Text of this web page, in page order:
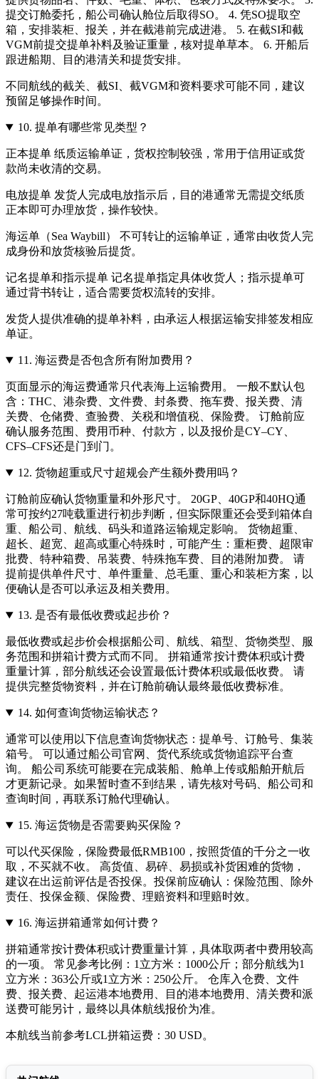
提交订舱委托，船公司确认舱位后取得SO。 4. 凭SO提取空
箱，安排装柜、报关，并在截港前完成进港。 5. 在截SI和截
VGM前提交提单补料及验证重量，核对提单草本。 6. 开船后
跟进船期、目的港清关和提货安排。
不同航线的截关、截SI、截VGM和资料要求可能不同，建议
预留足够操作时间。
10. 提单有哪些常见类型？
正本提单 纸质运输单证，货权控制较强，常用于信用证或货
款尚未收清的交易。
电放提单 发货人完成电放指示后，目的港通常无需提交纸质
正本即可办理放货，操作较快。
海运单（Sea Waybill） 不可转让的运输单证，通常由收货人完
成身份和放货核验后提货。
记名提单和指示提单 记名提单指定具体收货人；指示提单可
通过背书转让，适合需要货权流转的安排。
发货人提供准确的提单补料，由承运人根据运输安排签发相应
单证。
11. 海运费是否包含所有附加费用？
页面显示的海运费通常只代表海上运输费用。 一般不默认包
含：THC、港杂费、文件费、封条费、拖车费、报关费、清
关费、仓储费、查验费、关税和增值税、保险费。 订舱前应
确认服务范围、费用币种、付款方，以及报价是CY–CY、
CFS–CFS还是门到门。
12. 货物超重或尺寸超规会产生额外费用吗？
订舱前应确认货物重量和外形尺寸。 20GP、40GP和40HQ通
常可按约27吨载重进行初步判断，但实际限重还会受到箱体自
重、船公司、航线、码头和道路运输规定影响。 货物超重、
超长、超宽、超高或重心特殊时，可能产生：重柜费、超限审
批费、特种箱费、吊装费、特殊拖车费、目的港附加费。 请
提前提供单件尺寸、单件重量、总毛重、重心和装柜方案，以
便确认是否可以承运及相关费用。
13. 是否有最低收费或起步价？
最低收费或起步价会根据船公司、航线、箱型、货物类型、服
务范围和拼箱计费方式而不同。 拼箱通常按计费体积或计费
重量计算，部分航线还会设置最低计费体积或最低收费。 请
提供完整货物资料，并在订舱前确认最终最低收费标准。
14. 如何查询货物运输状态？
通常可以使用以下信息查询货物状态：提单号、订舱号、集装
箱号。 可以通过船公司官网、货代系统或货物追踪平台查
询。 船公司系统可能要在完成装船、舱单上传或船舶开航后
才更新记录。如果暂时查不到结果，请先核对号码、船公司和
查询时间，再联系订舱代理确认。
15. 海运货物是否需要购买保险？
可以代买保险，保险费最低RMB100，按照货值的千分之一收
取，不买就不收。 高货值、易碎、易损或补货困难的货物，
建议在出运前评估是否投保。投保前应确认：保险范围、除外
责任、投保金额、保险费、理赔资料和理赔时效。
16. 海运拼箱通常如何计费？
拼箱通常按计费体积或计费重量计算，具体取两者中费用较高
的一项。 常见参考比例：1立方米：1000公斤；部分航线为1
立方米：363公斤或1立方米：250公斤。 仓库入仓费、文件
费、报关费、起运港本地费用、目的港本地费用、清关费和派
送费可能另计，最终以具体航线报价为准。
本航线当前参考LCL拼箱运费：30 USD。